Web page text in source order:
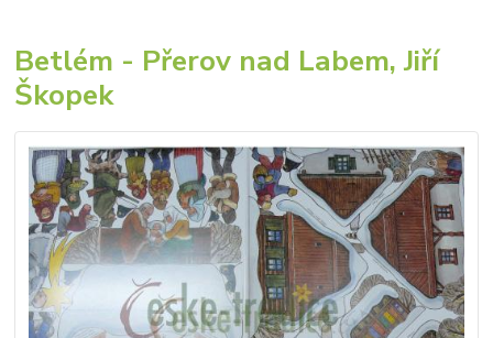
Betlém - Přerov nad Labem, Jiří
Škopek